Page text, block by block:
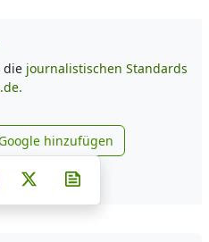
die journalistischen Standards
news.de zu Google
hinzufügen
auf Facebook
Teilen auf Whatsapp
Teilen auf Telegram
Pinterest
E-Mail teilen
Post auf X